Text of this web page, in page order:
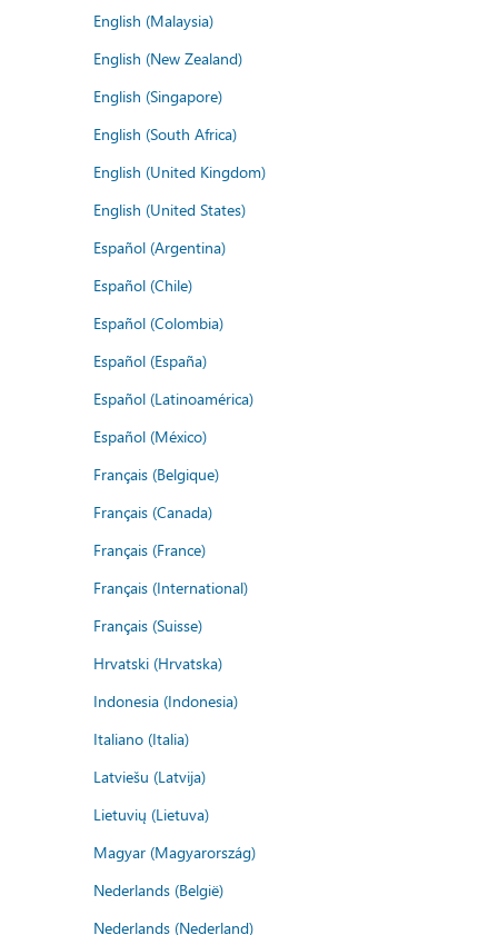
English (Malaysia)
English (New Zealand)
English (Singapore)
English (South Africa)
English (United Kingdom)
English (United States)
Español (Argentina)
Español (Chile)
Español (Colombia)
Español (España)
Español (Latinoamérica)
Español (México)
Français (Belgique)
Français (Canada)
Français (France)
Français (International)
Français (Suisse)
Hrvatski (Hrvatska)
Indonesia (Indonesia)
Italiano (Italia)
Latviešu (Latvija)
Lietuvių (Lietuva)
Magyar (Magyarország)
Nederlands (België)
Nederlands (Nederland)